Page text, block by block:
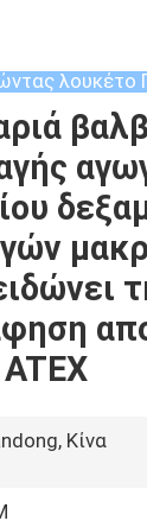
λουκέτο
ATEX
Κίνα